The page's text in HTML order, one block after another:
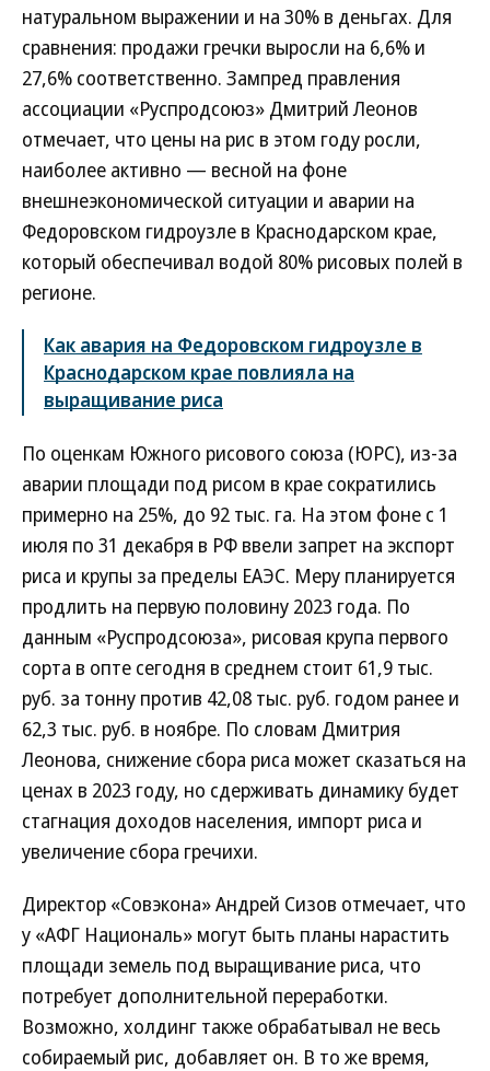
натуральном выражении и на 30% в деньгах. Для
сравнения: продажи гречки выросли на 6,6% и
27,6% соответственно. Зампред правления
ассоциации «Руспродсоюз» Дмитрий Леонов
отмечает, что цены на рис в этом году росли,
наиболее активно — весной на фоне
внешнеэкономической ситуации и аварии на
Федоровском гидроузле в Краснодарском крае,
который обеспечивал водой 80% рисовых полей в
регионе.
Как авария на Федоровском гидроузле в
Краснодарском крае повлияла на
выращивание риса
По оценкам Южного рисового союза (ЮРС), из-за
аварии площади под рисом в крае сократились
примерно на 25%, до 92 тыс. га. На этом фоне с 1
июля по 31 декабря в РФ ввели запрет на экспорт
риса и крупы за пределы ЕАЭС. Меру планируется
продлить на первую половину 2023 года. По
данным «Руспродсоюза», рисовая крупа первого
сорта в опте сегодня в среднем стоит 61,9 тыс.
руб. за тонну против 42,08 тыс. руб. годом ранее и
62,3 тыс. руб. в ноябре. По словам Дмитрия
Леонова, снижение сбора риса может сказаться на
ценах в 2023 году, но сдерживать динамику будет
стагнация доходов населения, импорт риса и
увеличение сбора гречихи.
Директор «Совэкона» Андрей Сизов отмечает, что
у «АФГ Националь» могут быть планы нарастить
площади земель под выращивание риса, что
потребует дополнительной переработки.
Возможно, холдинг также обрабатывал не весь
собираемый рис, добавляет он. В то же время,